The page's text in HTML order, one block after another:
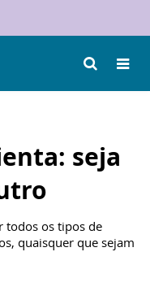
seja
todos os tipos de
quaisquer que sejam